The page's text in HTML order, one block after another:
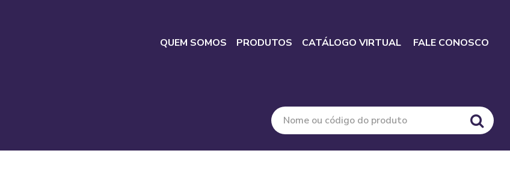
QUEM SOMOS PRODUTOS CATÁLOGO VIRTUAL FALE CONOSCO